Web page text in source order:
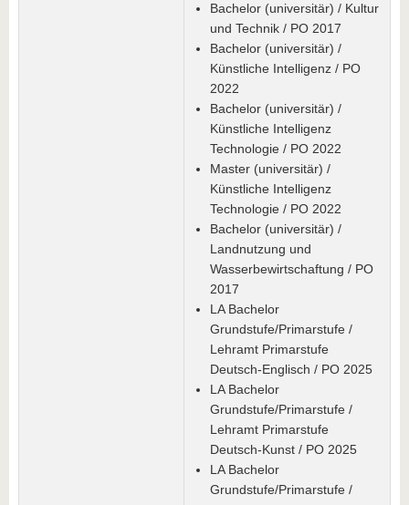
Bachelor (universitär) / Kultur
und Technik / PO 2017
Bachelor (universitär) /
Künstliche Intelligenz / PO
2022
Bachelor (universitär) /
Künstliche Intelligenz
Technologie / PO 2022
Master (universitär) /
Künstliche Intelligenz
Technologie / PO 2022
Bachelor (universitär) /
Landnutzung und
Wasserbewirtschaftung / PO
2017
LA Bachelor
Grundstufe/Primarstufe /
Lehramt Primarstufe
Deutsch-Englisch / PO 2025
LA Bachelor
Grundstufe/Primarstufe /
Lehramt Primarstufe
Deutsch-Kunst / PO 2025
LA Bachelor
Grundstufe/Primarstufe /